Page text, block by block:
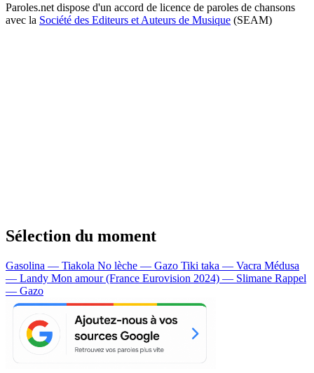
Paroles.net dispose d'un accord de licence de paroles de chansons
avec la Société des Editeurs et Auteurs de Musique (SEAM)
Sélection du moment
Gasolina — Tiakola No lèche — Gazo Tiki taka — Vacra Médusa
— Landy Mon amour (France Eurovision 2024) — Slimane Rappel
— Gazo